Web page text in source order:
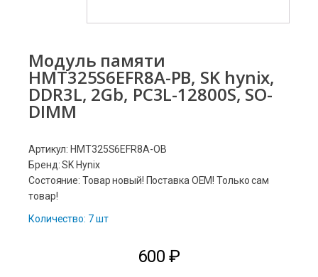
Модуль памяти
HMT325S6EFR8A-PB, SK hynix,
DDR3L, 2Gb, PC3L-12800S, SO-
DIMM
Артикул: HMT325S6EFR8A-OB
Бренд: SK Hynix
Состояние: Товар новый! Поставка ОЕМ! Только сам
товар!
Количество: 7 шт
600₽